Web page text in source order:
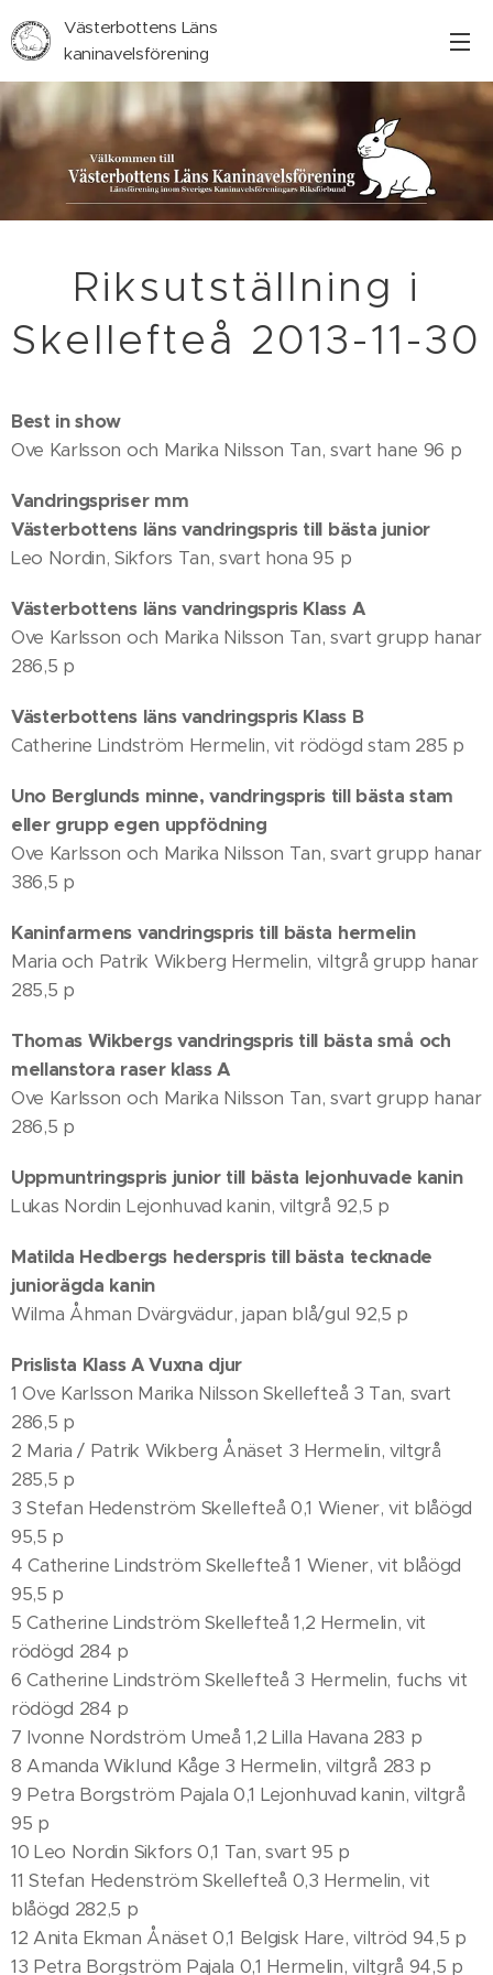
Västerbottens Läns
kaninavelsförening
Riksutställning i
Skellefteå 2013-11-30
Best in show
Ove Karlsson och Marika Nilsson Tan, svart hane 96 p
Vandringspriser mm
Västerbottens läns vandringspris till bästa junior
Leo Nordin, Sikfors Tan, svart hona 95 p
Västerbottens läns vandringspris Klass A
Ove Karlsson och Marika Nilsson Tan, svart grupp hanar
286,5 p
Västerbottens läns vandringspris Klass B
Catherine Lindström Hermelin, vit rödögd stam 285 p
Uno Berglunds minne, vandringspris till bästa stam
eller grupp egen uppfödning
Ove Karlsson och Marika Nilsson Tan, svart grupp hanar
386,5 p
Kaninfarmens vandringspris till bästa hermelin
Maria och Patrik Wikberg Hermelin, viltgrå grupp hanar
285,5 p
Thomas Wikbergs vandringspris till bästa små och
mellanstora raser klass A
Ove Karlsson och Marika Nilsson Tan, svart grupp hanar
286,5 p
Uppmuntringspris junior till bästa lejonhuvade kanin
Lukas Nordin Lejonhuvad kanin, viltgrå 92,5 p
Matilda Hedbergs hederspris till bästa tecknade
juniorägda kanin
Wilma Åhman Dvärgvädur, japan blå/gul 92,5 p
Prislista Klass A Vuxna djur
1 Ove Karlsson Marika Nilsson Skellefteå 3 Tan, svart
286,5 p
2 Maria / Patrik Wikberg Ånäset 3 Hermelin, viltgrå
285,5 p
3 Stefan Hedenström Skellefteå 0,1 Wiener, vit blåögd
95,5 p
4 Catherine Lindström Skellefteå 1 Wiener, vit blåögd
95,5 p
5 Catherine Lindström Skellefteå 1,2 Hermelin, vit
rödögd 284 p
6 Catherine Lindström Skellefteå 3 Hermelin, fuchs vit
rödögd 284 p
7 Ivonne Nordström Umeå 1,2 Lilla Havana 283 p
8 Amanda Wiklund Kåge 3 Hermelin, viltgrå 283 p
9 Petra Borgström Pajala 0,1 Lejonhuvad kanin, viltgrå
95 p
10 Leo Nordin Sikfors 0,1 Tan, svart 95 p
11 Stefan Hedenström Skellefteå 0,3 Hermelin, vit
blåögd 282,5 p
12 Anita Ekman Ånäset 0,1 Belgisk Hare, viltröd 94,5 p
13 Petra Borgström Pajala 0,1 Hermelin, viltgrå 94,5 p